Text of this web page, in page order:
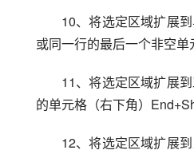
10、将选定区域扩展
或同一行的最后一个非空
11、将选定区域扩展
的单元格（右下角）
12、将选定区域扩展